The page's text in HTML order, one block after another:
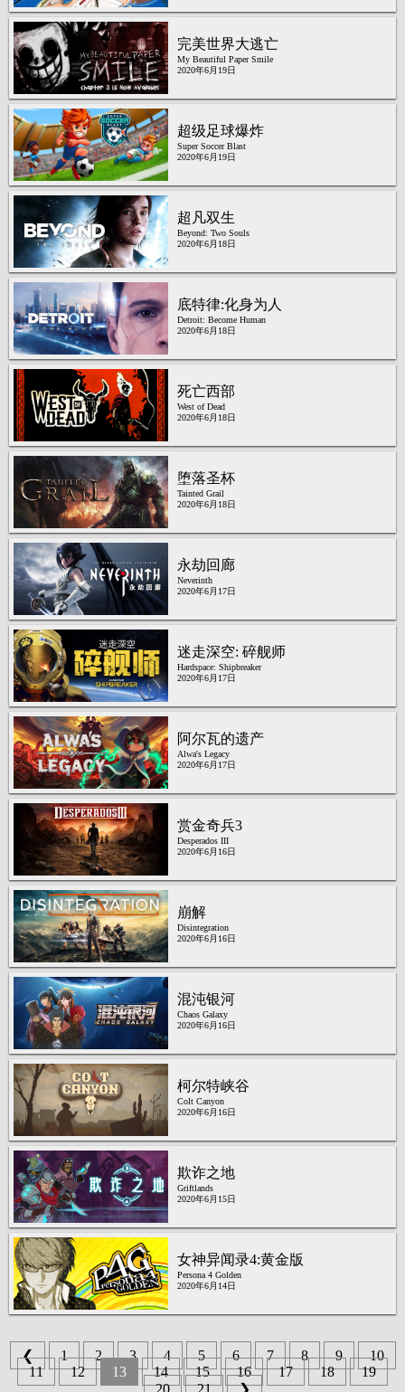
完美世界大逃亡
My Beautiful Paper Smile
2020年6月19日
超级足球爆炸
Super Soccer Blast
2020年6月19日
超凡双生
Beyond: Two Souls
2020年6月18日
底特律:化身为人
Detroit: Become Human
2020年6月18日
死亡西部
West of Dead
2020年6月18日
堕落圣杯
Tainted Grail
2020年6月18日
永劫回廊
Neverinth
2020年6月17日
迷走深空: 碎舰师
Hardspace: Shipbreaker
2020年6月17日
阿尔瓦的遗产
Alwa's Legacy
2020年6月17日
赏金奇兵3
Desperados III
2020年6月16日
崩解
Disintegration
2020年6月16日
混沌银河
Chaos Galaxy
2020年6月16日
柯尔特峡谷
Colt Canyon
2020年6月16日
欺诈之地
Griftlands
2020年6月15日
女神异闻录4:黄金版
Persona 4 Golden
2020年6月14日
❮ 1 2 3 4 5 6 7 8 9
10
11
12 13 14 15 16 17 18
19
20
21 ❯